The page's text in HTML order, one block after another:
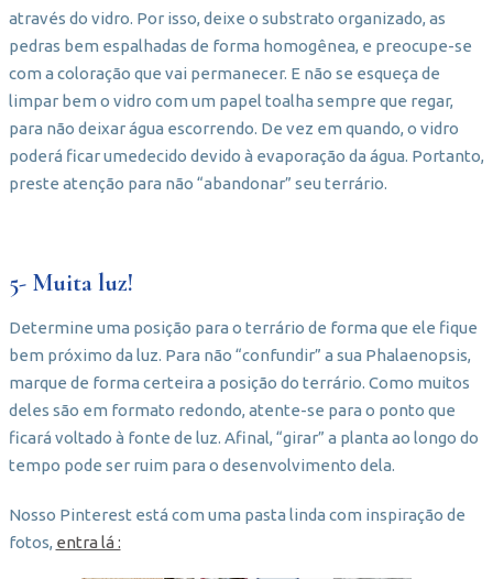
através do vidro. Por isso, deixe o substrato organizado, as
pedras bem espalhadas de forma homogênea, e preocupe-se
com a coloração que vai permanecer. E não se esqueça de
limpar bem o vidro com um papel toalha sempre que regar,
para não deixar água escorrendo. De vez em quando, o vidro
poderá ficar umedecido devido à evaporação da água. Portanto,
preste atenção para não “abandonar” seu terrário.
5- Muita luz!
Determine uma posição para o terrário de forma que ele fique
bem próximo da luz. Para não “confundir” a sua Phalaenopsis,
marque de forma certeira a posição do terrário. Como muitos
deles são em formato redondo, atente-se para o ponto que
ficará voltado à fonte de luz. Afinal, “girar” a planta ao longo do
tempo pode ser ruim para o desenvolvimento dela.
Nosso Pinterest está com uma pasta linda com inspiração de
fotos, entra lá :